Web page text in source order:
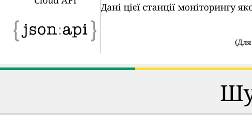
Дані цієї станції
(